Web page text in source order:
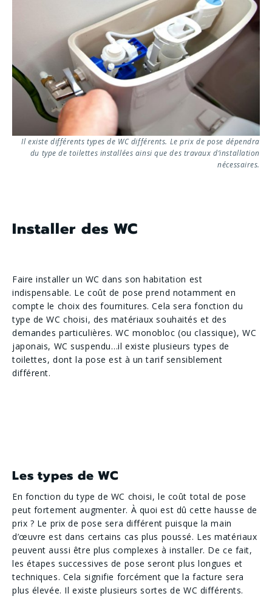
Il existe différents types de WC différents. Le prix de pose dépendra
du type de toilettes installées ainsi que des travaux d’installation
nécessaires.
Installer des WC
Faire installer un WC dans son habitation est
indispensable. Le coût de pose prend notamment en
compte le choix des fournitures. Cela sera fonction du
type de WC choisi, des matériaux souhaités et des
demandes particulières. WC monobloc (ou classique), WC
japonais, WC suspendu…il existe plusieurs types de
toilettes, dont la pose est à un tarif sensiblement
différent.
Les types de WC
En fonction du type de WC choisi, le coût total de pose
peut fortement augmenter. À quoi est dû cette hausse de
prix ? Le prix de pose sera différent puisque la main
d’œuvre est dans certains cas plus poussé. Les matériaux
peuvent aussi être plus complexes à installer. De ce fait,
les étapes successives de pose seront plus longues et
techniques. Cela signifie forcément que la facture sera
plus élevée. Il existe plusieurs sortes de WC différents.